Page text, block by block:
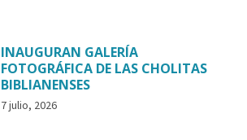
INAUGURAN GALERÍA
FOTOGRÁFICA DE LAS CHOLITAS
BIBLIANENSES
7 julio, 2026